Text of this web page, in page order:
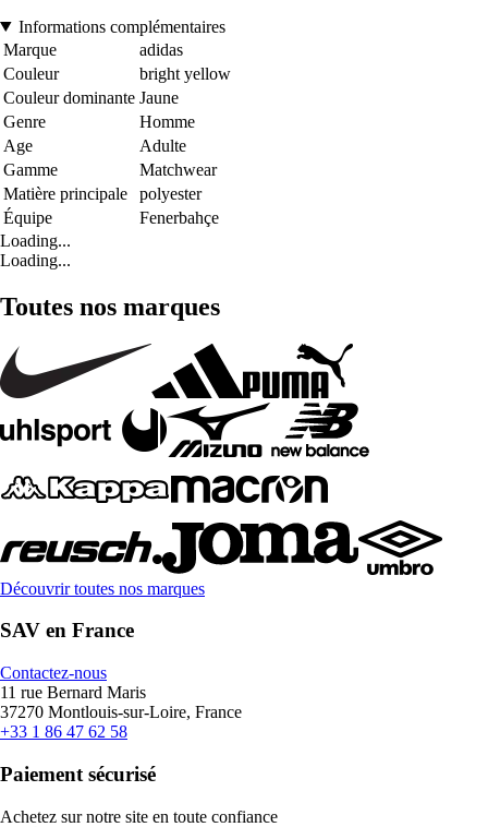
Informations complémentaires
Marque
adidas
Couleur
bright yellow
Couleur dominante Jaune
Genre
Homme
Age
Adulte
Gamme
Matchwear
Matière principale
polyester
Équipe
Fenerbahçe
Loading...
Loading...
Toutes nos marques
Découvrir toutes nos marques
SAV en France
Contactez-nous
11 rue Bernard Maris
37270 Montlouis-sur-Loire, France
+33 1 86 47 62 58
Paiement sécurisé
Achetez sur notre site en toute confiance